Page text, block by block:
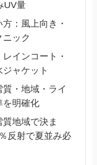
UV量
：風上向き・
ック
インコート・
ャケット
・地域・ライ
を明確化
地域で決ま
反射で夏並み必